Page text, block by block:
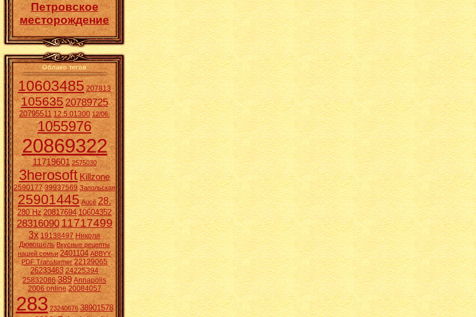
Петровское
месторождение
Облако тегов
10603485 207813
10563520789725
20795511 12.5.01300 12/06.
1055976
20869322
11719601 2575030
3herosoft Killzone
2590177 39937569 Запольская
25901445 Aucē 28.
280 Hz 20817694 10604352
2831609011717499
3x 19138497 Николя
Дювошель Вкусные рецепты
нашей семьи 2401104 ABBYY
PDF Transformer 22129065
26233463 24225394
25832086 389 Annapolis
2006 online 20084057
283 23240676 38901578